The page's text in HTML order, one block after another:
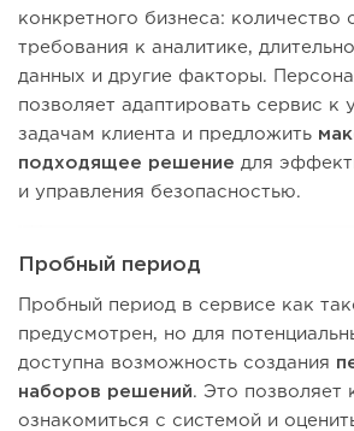
конкретного бизнеса: количество
требования к аналитике,
данных и другие факторы.
позволяет адаптировать сервис к
задачам клиента и предложить
подходящее решение для
и управления безопасностью.
Пробный период
Пробный период в сервисе как
предусмотрен, но для
доступна возможность создания
наборов решений. Это позволяет
ознакомиться с системой и